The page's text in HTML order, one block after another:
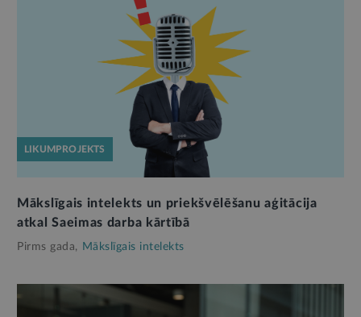
LIKUMPROJEKTS
Mākslīgais intelekts un priekšvēlēšanu aģitācija
atkal Saeimas darba kārtībā
Pirms gada, Mākslīgais intelekts